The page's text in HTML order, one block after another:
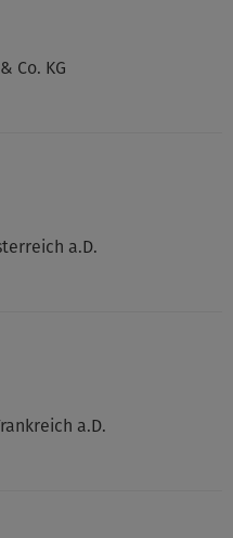
Co. KG
a.D.
a.D.